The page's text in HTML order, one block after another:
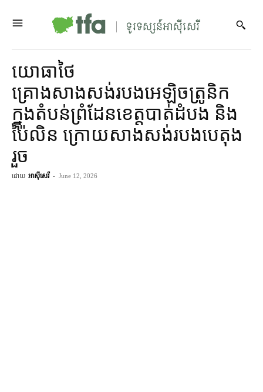
យោធាថៃ
គ្រោងសាងសង់របងអេឡិចត្រូនិក
ក្នុងតំបន់ព្រំដែនខេត្តបាត់ដំបង និង
ប៉ៃលិន ក្រោយសាងសង់របងបេតុង
រួច
ដោយ អាស៊ីសេរី - June 12, 2026